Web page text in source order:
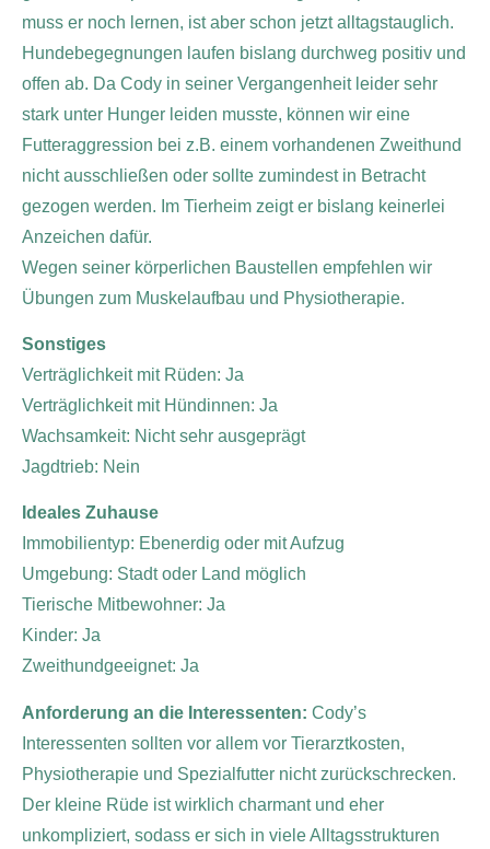
muss er noch lernen, ist aber schon jetzt alltagstauglich.
Hundebegegnungen laufen bislang durchweg positiv und
offen ab. Da Cody in seiner Vergangenheit leider sehr
stark unter Hunger leiden musste, können wir eine
Futteraggression bei z.B. einem vorhandenen Zweithund
nicht ausschließen oder sollte zumindest in Betracht
gezogen werden. Im Tierheim zeigt er bislang keinerlei
Anzeichen dafür.
Wegen seiner körperlichen Baustellen empfehlen wir
Übungen zum Muskelaufbau und Physiotherapie.
Sonstiges
Verträglichkeit mit Rüden: Ja
Verträglichkeit mit Hündinnen: Ja
Wachsamkeit: Nicht sehr ausgeprägt
Jagdtrieb: Nein
Ideales Zuhause
Immobilientyp: Ebenerdig oder mit Aufzug
Umgebung: Stadt oder Land möglich
Tierische Mitbewohner: Ja
Kinder: Ja
Zweithundgeeignet: Ja
Anforderung an die Interessenten: Cody’s
Interessenten sollten vor allem vor Tierarztkosten,
Physiotherapie und Spezialfutter nicht zurückschrecken.
Der kleine Rüde ist wirklich charmant und eher
unkompliziert, sodass er sich in viele Alltagsstrukturen